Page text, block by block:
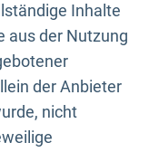
Inhalte
aus der Nutzung
der Anbieter
nicht